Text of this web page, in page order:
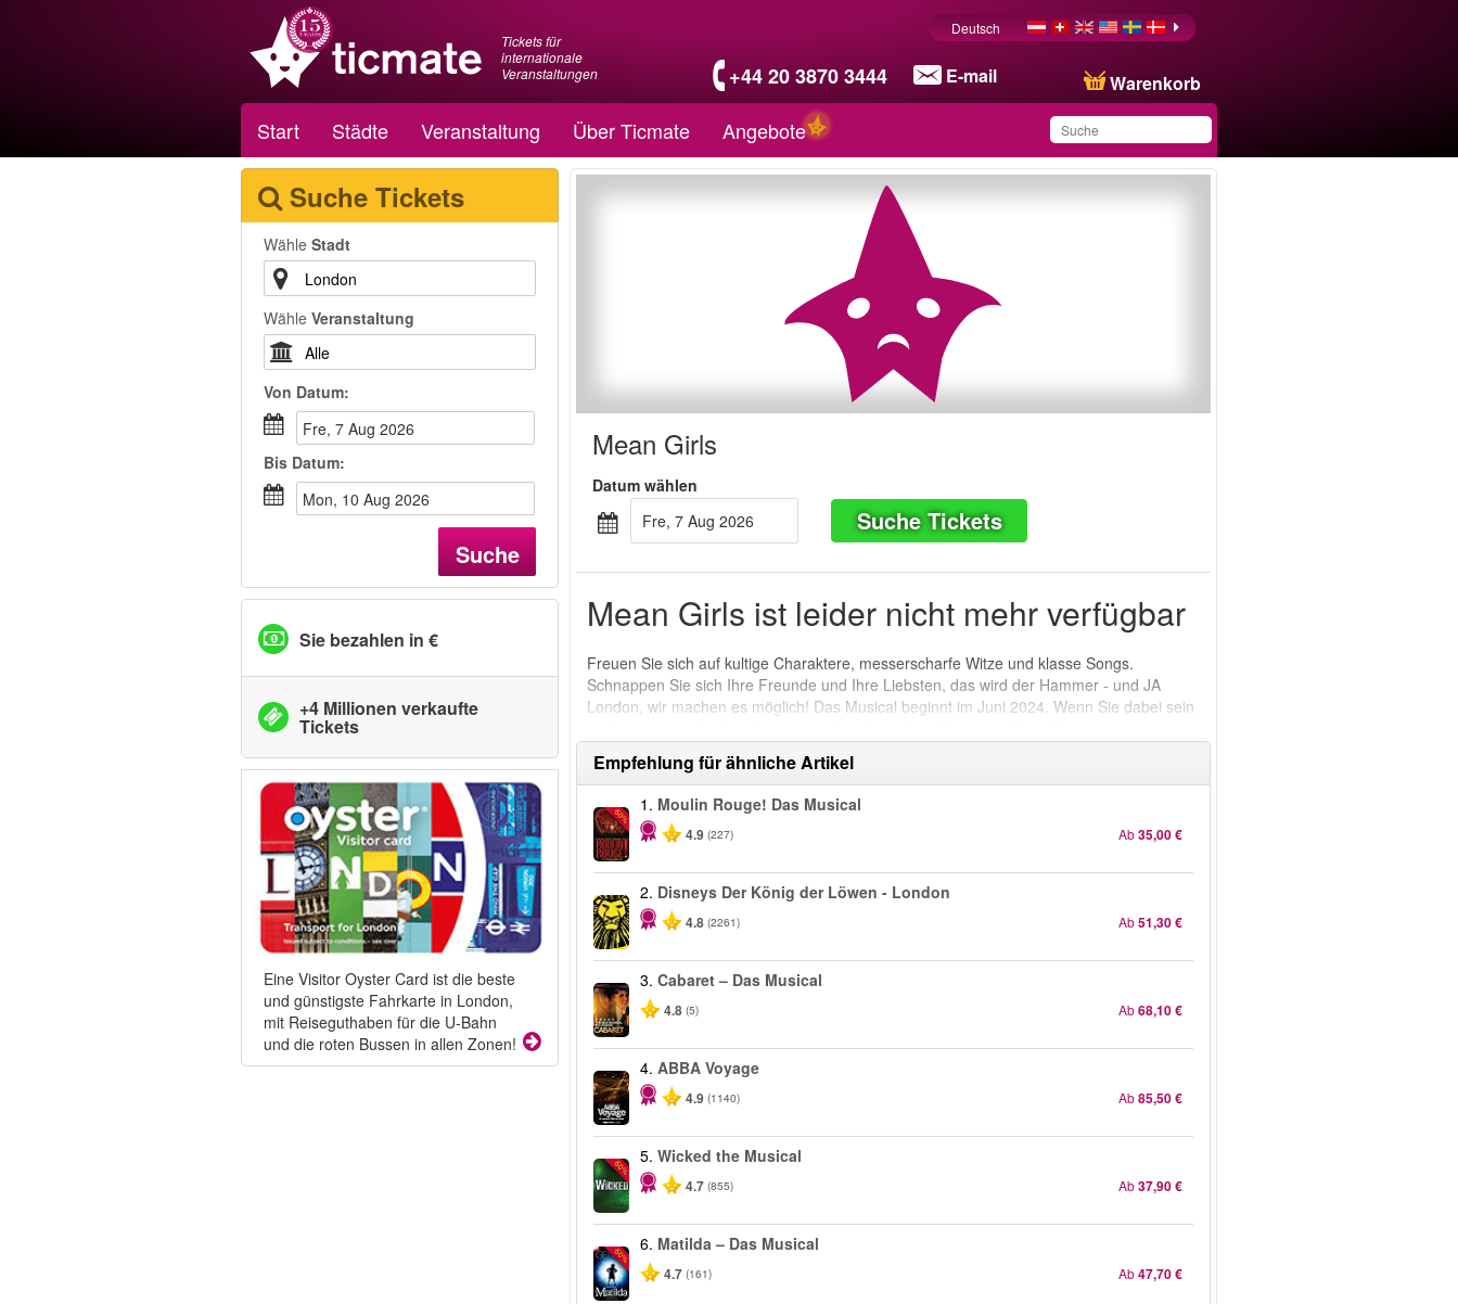
Tickets für
internationale
Veranstaltungen
+44 20 3870 3444 E-mail Warenkorb
Deutsch
Start Städte Veranstaltung Über Ticmate Angebote
Suche Tickets
Wähle Stadt
Wähle Veranstaltung
Von Datum:
Fre, 7 Aug 2026
Bis Datum:
Mon, 10 Aug 2026
Suche
Sie bezahlen in €
+4 Millionen verkaufte
Tickets
Eine Visitor Oyster Card ist die beste
und günstigste Fahrkarte in London,
mit Reiseguthaben für die U-Bahn
und die roten Bussen in allen Zonen!
Mean Girls
Datum wählen
Fre, 7 Aug 2026
Suche Tickets
Mean Girls ist leider nicht mehr verfügbar
Freuen Sie sich auf kultige Charaktere, messerscharfe Witze und klasse Songs.
Schnappen Sie sich Ihre Freunde und Ihre Liebsten, das wird der Hammer - und JA
London, wir machen es möglich! Das Musical beginnt im Juni 2024. Wenn Sie dabei sein
Empfehlung für ähnliche Artikel
-50%
1. Moulin Rouge! Das Musical
4.9 (227) Ab35,00 €
2. Disneys Der König der Löwen - London
4.8 (2261) Ab51,30 €
3.Cabaret – Das Musical
4.8 (5) Ab68,10 €
4.ABBA Voyage
4.9 (1140) Ab85,50 €
-50%
5.Wicked the Musical
4.7 (855) Ab37,90 €
-50%
6. Matilda – Das Musical
4.7 (161) Ab47,70 €